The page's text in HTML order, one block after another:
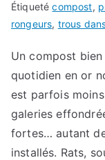
Étiquetécompost,
rongeurs, trous
Un compost
quotidien en or
est parfois
galeries
fortes… autant
installés. Rats,